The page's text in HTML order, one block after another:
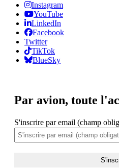
Instagram
YouTube
LinkedIn
Facebook
Twitter
TikTok
BlueSky
Par avion, toute
S'inscrire par email (champ